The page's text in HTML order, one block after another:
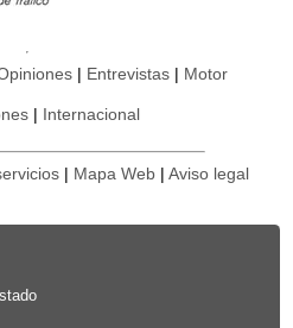
Entrevistas Motor
Internacional
Mapa Web Aviso legal